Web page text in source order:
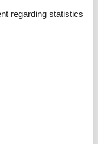
bitten wir um
regarding statistics